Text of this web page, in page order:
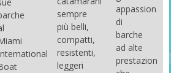
sempre
più belli,
compatti,
resistenti,
leggeri
appassionati
di
barche
ad alte
prestazioni,